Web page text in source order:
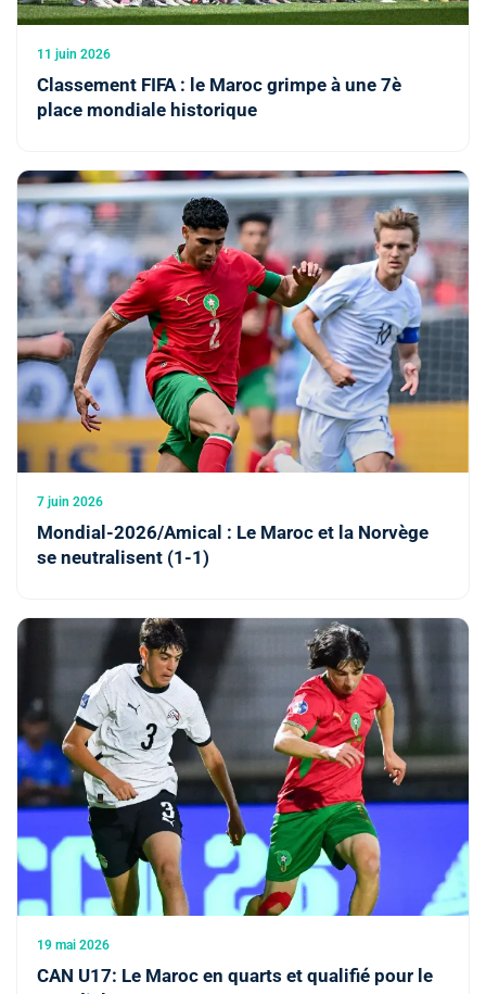
11 juin 2026
Classement FIFA : le Maroc grimpe à une 7è
place mondiale historique
7 juin 2026
Mondial-2026/Amical : Le Maroc et la Norvège
se neutralisent (1-1)
19 mai 2026
CAN U17: Le Maroc en quarts et qualifié pour le